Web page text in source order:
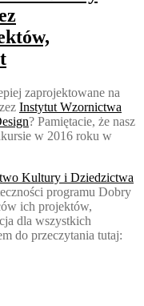
zaprojektowane na
Instytut Wzornictwa
? Pamiętacie, że nasz
w 2016 roku w
Kultury i Dziedzictwa
programu Dobry
ich projektów,
dla wszystkich
do przeczytania tutaj: